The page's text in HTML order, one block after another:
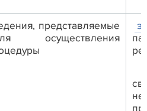
представляемые
осуществления